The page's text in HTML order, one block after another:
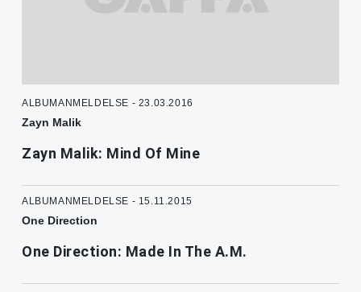
ALBUMANMELDELSE - 23.03.2016
Zayn Malik
Zayn Malik: Mind Of Mine
ALBUMANMELDELSE - 15.11.2015
One Direction
One Direction: Made In The A.M.